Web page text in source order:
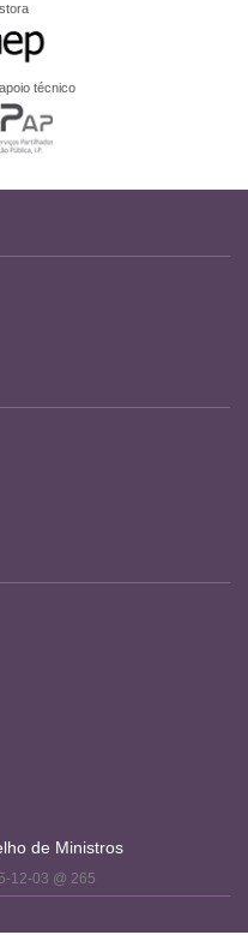
técnico
de Ministros
12-03 @ 265